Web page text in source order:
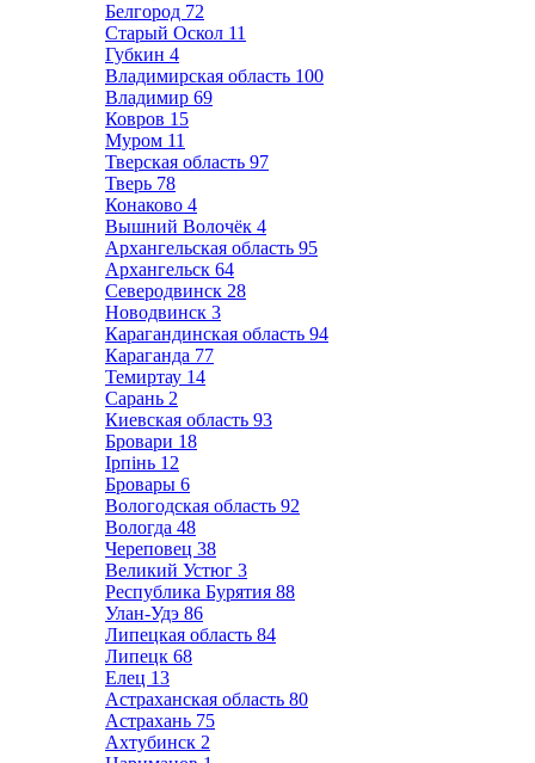
Белгород 72
Старый Оскол 11
Губкин 4
Владимирская область 100
Владимир 69
Ковров 15
Муром 11
Тверская область 97
Тверь 78
Конаково 4
Вышний Волочёк 4
Архангельская область 95
Архангельск 64
Северодвинск 28
Новодвинск 3
Карагандинская область 94
Караганда 77
Темиртау 14
Сарань 2
Киевская область 93
Бровари 18
Ірпінь 12
Бровары 6
Вологодская область 92
Вологда 48
Череповец 38
Великий Устюг 3
Республика Бурятия 88
Улан-Удэ 86
Липецкая область 84
Липецк 68
Елец 13
Астраханская область 80
Астрахань 75
Ахтубинск 2